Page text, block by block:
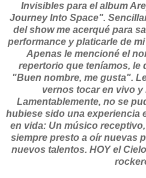
Invisibles para el album
Journey Into Space".
del show me acerqué para
performance y platicarle de
Apenas le mencioné el
repertorio que teníamos, le
"Buen nombre, me gusta".
vernos tocar en vivo y
Lamentablemente, no se
hubiese sido una experiencia
en vida: Un músico
siempre presto a oír nuevas
nuevos talentos. HOY el